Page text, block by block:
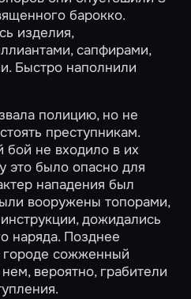
барокко.
изделия,
сапфирами,
Быстро наполнили
полицию, но не
преступникам.
бой не входило в их
это было опасно для
нападения был
вооружены топорами,
дожидались
наряда. Позднее
городе сожженный
вероятно, грабители